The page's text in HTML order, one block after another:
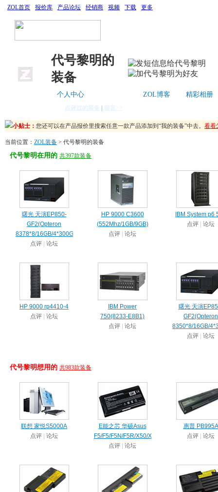
ZOL首页 报价库 产品论坛 经销商 视频 下载 更多
代号黎明的
装备
个人中心 ZOL博客 精彩相册
点评过的装备 留言>>
小贴士：
您可以通过“点评装备”来提升您的装备值与等级！写下您的使用经验
您还可以在产品报价里搜索任意一款产品添加到“我的装备”中去。 看看
当前位置： ZOL装备 > 代号黎明的装备
代号黎明在用的 共397款装备
曙光 天演EP850-
GF2(Opteron
8378*8/16GB/4*300GB)
点评
论坛
HP 9000 C3600
(552Mhz/1GB/9GB)
点评
论坛
IBM System p6
点评
论坛
HP 9000 rp4410-4
点评
论坛
IBM Power
750(8233-E8B1)
点评
论坛
曙光 天演
GF2(Opteron
8350*8/16GB/
点评
论坛
代号黎明想用的 共983款装备
联想 家悦S5000A
点评
论坛
E能之芯 华硕Asus
F5/F5/F5N/F5R/X50/X51/X42
点评
论坛
惠普 PB995A
点评
论坛